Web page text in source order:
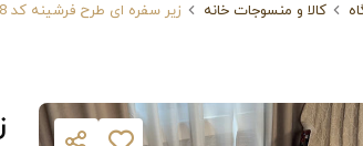
کالا و منسوجات خانه زیر سفره ای طرح فرشینه کد 1188